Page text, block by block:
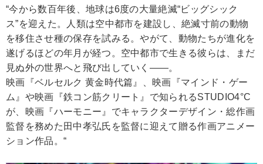
“今から数百年後、地球は6度の大量絶滅“ビッグシック
ス”を迎えた。人類は空中都市を建設し、絶滅寸前の動物
を移住させ種の保存を試みる。やがて、動物たちが進化を
遂げるほどの年月が経つ。空中都市で生きる彼らは、まだ
見ぬ外の世界へと飛び出していく――。
映画『ベルセルク 黄金時代篇』、映画『マインド・ゲー
ム』や映画『鉄コン筋クリート』で知られるSTUDIO4°C
が、映画『ハーモニー』でキャラクターデザイン・総作画
監督を務めた田中孝弘氏を監督に迎えて贈る作画アニメー
ション作品。“